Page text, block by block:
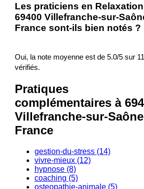
Les praticiens en
69400 Villefranche-sur-
France sont-ils bien notés ?
Oui, la note moyenne est de 5.0/5 sur
vérifiés.
Pratiques
complémentaires à
Villefranche-sur-
France
gestion-du-stress (14)
vivre-mieux (12)
hypnose (8)
coaching (5)
osteopathie-animale (5)